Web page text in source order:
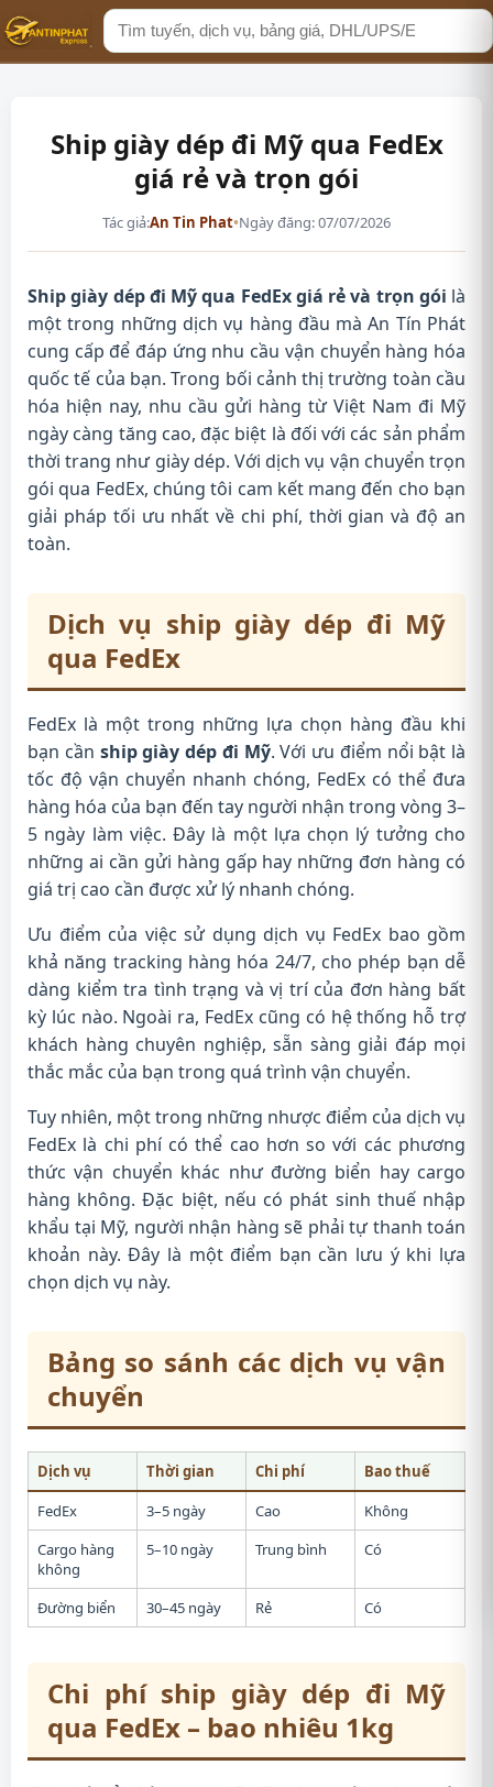
Tìm
kiếm
Ship giày dép đi Mỹ qua FedEx
giá rẻ và trọn gói
Tác giả:An Tin Phat•Ngày đăng: 07/07/2026
Ship giày dép đi Mỹ qua FedEx giá rẻ và trọn gói là
một trong những dịch vụ hàng đầu mà An Tín Phát
cung cấp để đáp ứng nhu cầu vận chuyển hàng hóa
quốc tế của bạn. Trong bối cảnh thị trường toàn cầu
hóa hiện nay, nhu cầu gửi hàng từ Việt Nam đi Mỹ
ngày càng tăng cao, đặc biệt là đối với các sản phẩm
thời trang như giày dép. Với dịch vụ vận chuyển trọn
gói qua FedEx, chúng tôi cam kết mang đến cho bạn
giải pháp tối ưu nhất về chi phí, thời gian và độ an
toàn.
Dịch vụ ship giày dép đi Mỹ
qua FedEx
FedEx là một trong những lựa chọn hàng đầu khi
bạn cần ship giày dép đi Mỹ. Với ưu điểm nổi bật là
tốc độ vận chuyển nhanh chóng, FedEx có thể đưa
hàng hóa của bạn đến tay người nhận trong vòng 3–
5 ngày làm việc. Đây là một lựa chọn lý tưởng cho
những ai cần gửi hàng gấp hay những đơn hàng có
giá trị cao cần được xử lý nhanh chóng.
Ưu điểm của việc sử dụng dịch vụ FedEx bao gồm
khả năng tracking hàng hóa 24/7, cho phép bạn dễ
dàng kiểm tra tình trạng và vị trí của đơn hàng bất
kỳ lúc nào. Ngoài ra, FedEx cũng có hệ thống hỗ trợ
khách hàng chuyên nghiệp, sẵn sàng giải đáp mọi
thắc mắc của bạn trong quá trình vận chuyển.
Tuy nhiên, một trong những nhược điểm của dịch vụ
FedEx là chi phí có thể cao hơn so với các phương
thức vận chuyển khác như đường biển hay cargo
hàng không. Đặc biệt, nếu có phát sinh thuế nhập
khẩu tại Mỹ, người nhận hàng sẽ phải tự thanh toán
khoản này. Đây là một điểm bạn cần lưu ý khi lựa
chọn dịch vụ này.
Bảng so sánh các dịch vụ vận
chuyển
Dịch vụ Thời gian Chi phí
Bao thuế
FedEx
3–5 ngày Cao
Không
Cargo hàng
không
5–10 ngày Trung bình Có
Đường biển 30–45 ngày Rẻ Có
Chi phí ship giày dép đi Mỹ
qua FedEx – bao nhiêu 1kg